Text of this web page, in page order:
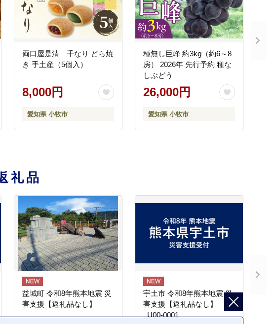
両口屋是清 千なり どら焼
き 手土産（5個入）
8,000円
愛知県 小牧市
種無し巨峰 約3kg（約6～8
房） 2026年 先行予約 種な
しぶどう
26,000円
愛知県 小牧市
礼品
益城町 令和8年熊本地震 災
害支援【返礼品なし】
宇土市 令和8年熊本地震 災
害支援【返礼品なし】
_U00-0001